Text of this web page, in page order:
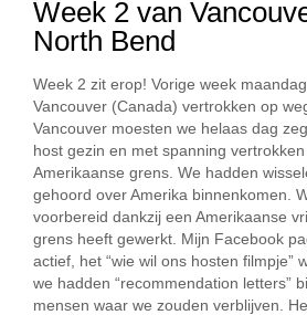
Week 2 van
North Bend
Week 2 zit erop! Vorige week
Vancouver (Canada) vertrokken op
Vancouver moesten we helaas dag
host gezin en met spanning
Amerikaanse grens. We hadden
gehoord over Amerika binnenkomen.
voorbereid dankzij een Amerikaanse
grens heeft gewerkt. Mijn Facebook
actief, het “wie wil ons hosten filmpje”
we hadden “recommendation letters”
mensen waar we zouden verblijven.